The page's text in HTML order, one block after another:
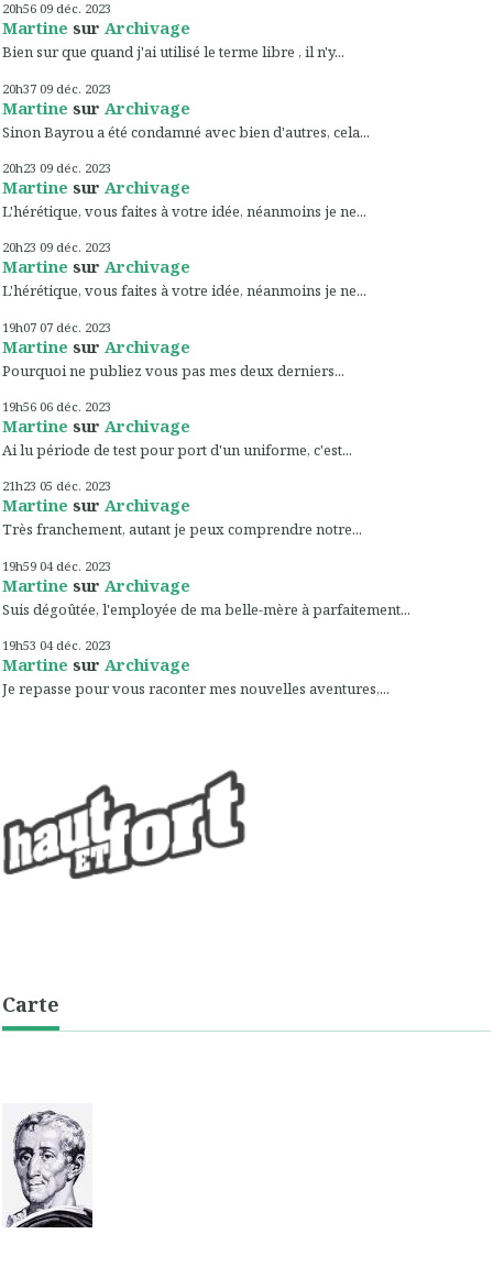
20h56 09 déc. 2023
Martine sur Archivage
Bien sur que quand j'ai utilisé le terme libre , il n'y...
20h37 09 déc. 2023
Martine sur Archivage
Sinon Bayrou a été condamné avec bien d'autres, cela...
20h23 09 déc. 2023
Martine sur Archivage
L'hérétique, vous faites à votre idée, néanmoins je ne...
20h23 09 déc. 2023
Martine sur Archivage
L'hérétique, vous faites à votre idée, néanmoins je ne...
19h07 07 déc. 2023
Martine sur Archivage
Pourquoi ne publiez vous pas mes deux derniers...
19h56 06 déc. 2023
Martine sur Archivage
Ai lu période de test pour port d'un uniforme, c'est...
21h23 05 déc. 2023
Martine sur Archivage
Très franchement, autant je peux comprendre notre...
19h59 04 déc. 2023
Martine sur Archivage
Suis dégoûtée, l'employée de ma belle-mère à parfaitement...
19h53 04 déc. 2023
Martine sur Archivage
Je repasse pour vous raconter mes nouvelles aventures,...
Carte